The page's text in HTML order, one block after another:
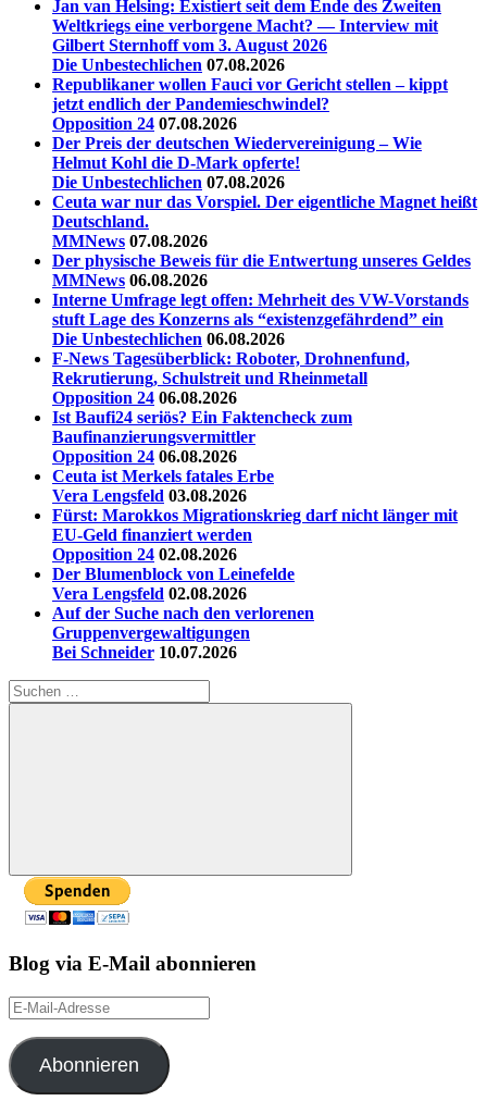
Jan van Helsing: Existiert seit dem Ende des Zweiten
Weltkriegs eine verborgene Macht? — Interview mit
Gilbert Sternhoff vom 3. August 2026
Die Unbestechlichen 07.08.2026
Republikaner wollen Fauci vor Gericht stellen – kippt
jetzt endlich der Pandemieschwindel?
Opposition 24 07.08.2026
Der Preis der deutschen Wiedervereinigung – Wie
Helmut Kohl die D‑Mark opferte!
Die Unbestechlichen 07.08.2026
Ceuta war nur das Vorspiel. Der eigentliche Magnet heißt
Deutschland.
MMNews 07.08.2026
Der physische Beweis für die Entwertung unseres Geldes
MMNews 06.08.2026
Interne Umfrage legt offen: Mehrheit des VW-Vorstands
stuft Lage des Konzerns als “existenzgefährdend” ein
Die Unbestechlichen 06.08.2026
F-News Tagesüberblick: Roboter, Drohnenfund,
Rekrutierung, Schulstreit und Rheinmetall
Opposition 24 06.08.2026
Ist Baufi24 seriös? Ein Faktencheck zum
Baufinanzierungsvermittler
Opposition 24 06.08.2026
Ceuta ist Merkels fatales Erbe
Vera Lengsfeld 03.08.2026
Fürst: Marokkos Migrationskrieg darf nicht länger mit
EU-Geld finanziert werden
Opposition 24 02.08.2026
Der Blumenblock von Leinefelde
Vera Lengsfeld 02.08.2026
Auf der Suche nach den verlorenen
Gruppenvergewaltigungen
Bei Schneider 10.07.2026
Suchen
nach:
Suchen
Blog via E-Mail abonnieren
E-
Mail-
Adresse
Abonnieren